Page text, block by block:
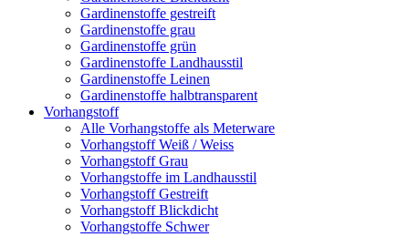
Gardinenstoffe gestreift
Gardinenstoffe grau
Gardinenstoffe grün
Gardinenstoffe Landhausstil
Gardinenstoffe Leinen
Gardinenstoffe halbtransparent
Vorhangstoff
Alle Vorhangstoffe als Meterware
Vorhangstoff Weiß / Weiss
Vorhangstoff Grau
Vorhangstoffe im Landhausstil
Vorhangstoff Gestreift
Vorhangstoff Blickdicht
Vorhangstoffe Schwer